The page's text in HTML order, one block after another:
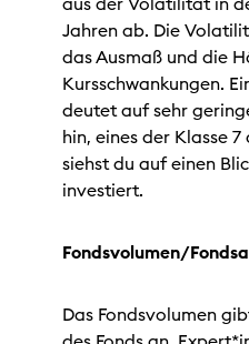
Jahren ab. Die
das Ausmaß und die
Kursschwankungen.
deutet auf sehr
hin, eines der Klasse
siehst du auf einen
investiert.
Fondsvolumen/
Das Fondsvolumen